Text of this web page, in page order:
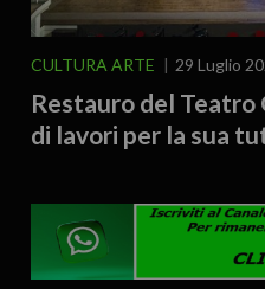
CULTURA ARTE 29 Luglio
Restauro del Teatro
di lavori per la sua